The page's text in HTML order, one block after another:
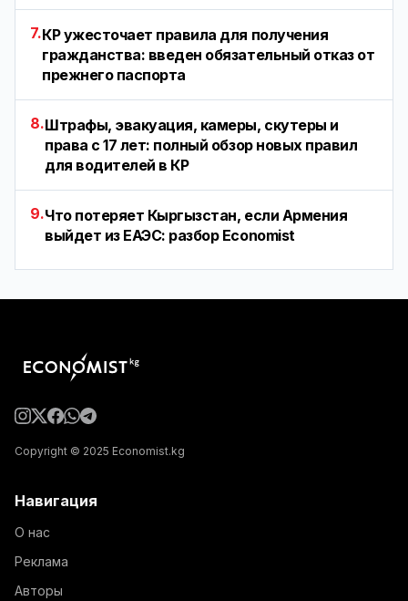
7.КР ужесточает правила для получения
гражданства: введен обязательный отказ от
прежнего паспорта
8.Штрафы, эвакуация, камеры, скутеры и
права с 17 лет: полный обзор новых правил
для водителей в КР
9.Что потеряет Кыргызстан, если Армения
выйдет из ЕАЭС: разбор Economist
Copyright © 2025 Economist.kg
Навигация
О нас
Реклама
Авторы